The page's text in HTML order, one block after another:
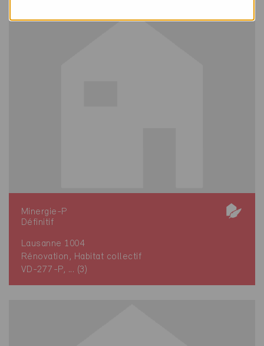
Minergie-P
Définitif
Lausanne 1004
Rénovation, Habitat collectif
VD-277-P, ... (3)